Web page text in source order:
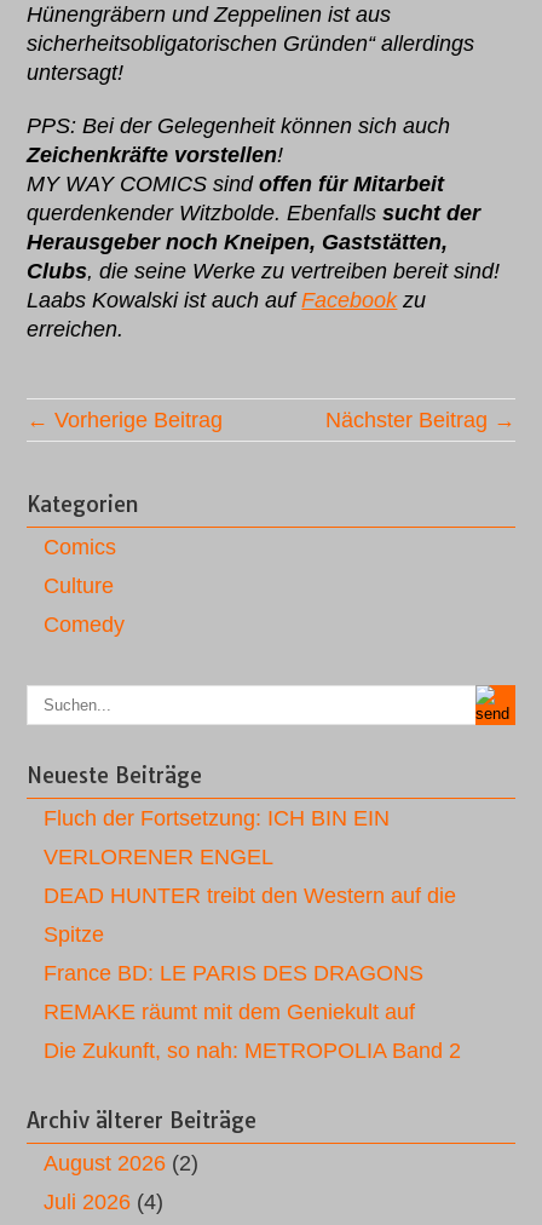
Hünengräbern und Zeppelinen ist aus
sicherheitsobligatorischen Gründen“ allerdings
untersagt!
PPS: Bei der Gelegenheit können sich auch
Zeichenkräfte vorstellen!
MY WAY COMICS sindoffen für Mitarbeit
querdenkender Witzbolde. Ebenfallssucht der
Herausgeber noch Kneipen, Gaststätten,
Clubs, die seine Werke zu vertreiben bereit sind!
Laabs Kowalski ist auch aufFacebookzu
erreichen.
← Vorherige Beitrag Nächster Beitrag →
Kategorien
Comics
Culture
Comedy
Neueste Beiträge
Fluch der Fortsetzung: ICH BIN EIN
VERLORENER ENGEL
DEAD HUNTER treibt den Western auf die
Spitze
France BD: LE PARIS DES DRAGONS
REMAKE räumt mit dem Geniekult auf
Die Zukunft, so nah: METROPOLIA Band 2
Archiv älterer Beiträge
August 2026 (2)
Juli 2026 (4)